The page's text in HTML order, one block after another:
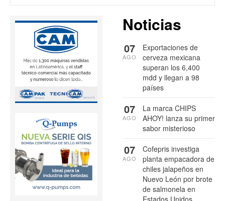
Noticias
Exportaciones de
cerveza mexicana
superan los 6,400
mdd y llegan a 98
países
07
AGO
La marca CHIPS
AHOY! lanza su primer
sabor misterioso
07
AGO
Cofepris investiga
planta empacadora de
chiles jalapeños en
Nuevo León por brote
de salmonela en
07
AGO